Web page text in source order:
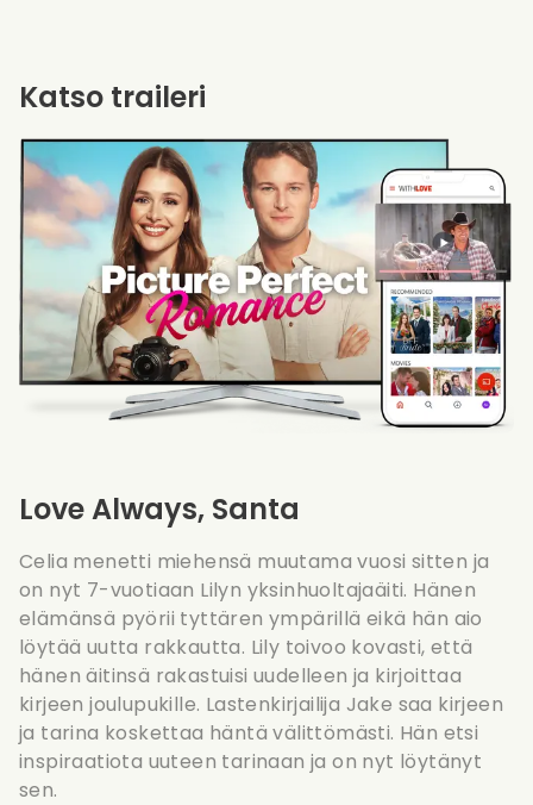
Love Always, Santa
Celia menetti miehensä muutama vuosi sitten ja
on nyt 7-vuotiaan Lilyn yksinhuoltajaäiti. Hänen
elämänsä pyörii tyttären ympärillä eikä hän aio
löytää uutta rakkautta. Lily toivoo kovasti, että
hänen äitinsä rakastuisi uudelleen ja kirjoittaa
kirjeen joulupukille. Lastenkirjailija Jake saa kirjeen
ja tarina koskettaa häntä välittömästi. Hän etsi
inspiraatiota uuteen tarinaan ja on nyt löytänyt
sen.
Katso traileri